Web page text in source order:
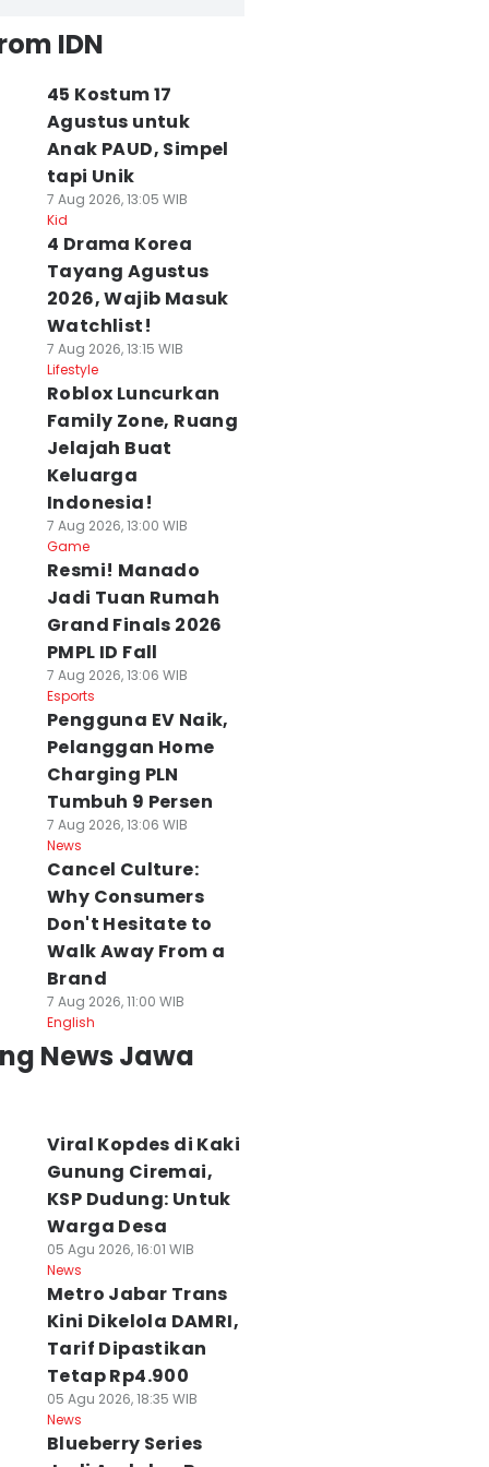
IDN
45 Kostum 17
Agustus untuk
Anak PAUD, Simpel
tapi Unik
7 Aug 2026, 13:05 WIB
Kid
4 Drama Korea
Tayang Agustus
2026, Wajib Masuk
Watchlist!
7 Aug 2026, 13:15 WIB
Lifestyle
Roblox Luncurkan
Family Zone, Ruang
Jelajah Buat
Keluarga
Indonesia!
7 Aug 2026, 13:00 WIB
Game
Resmi! Manado
Jadi Tuan Rumah
Grand Finals 2026
PMPL ID Fall
7 Aug 2026, 13:06 WIB
Esports
Pengguna EV Naik,
Pelanggan Home
Charging PLN
Tumbuh 9 Persen
7 Aug 2026, 13:06 WIB
News
Cancel Culture:
Why Consumers
Don't Hesitate to
Walk Away From a
Brand
7 Aug 2026, 11:00 WIB
English
News Jawa
Viral Kopdes di Kaki
Gunung Ciremai,
KSP Dudung: Untuk
Warga Desa
05 Agu 2026, 16:01 WIB
News
Metro Jabar Trans
Kini Dikelola DAMRI,
Tarif Dipastikan
Tetap Rp4.900
05 Agu 2026, 18:35 WIB
News
Blueberry Series